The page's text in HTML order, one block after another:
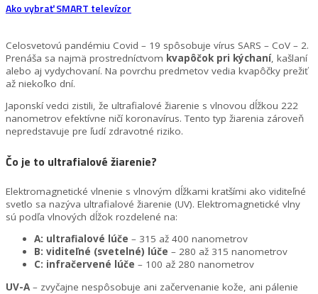
Ako vybrať SMART televízor
Celosvetovú pandémiu Covid – 19 spôsobuje vírus SARS – CoV – 2.
Prenáša sa najmä prostredníctvom kvapôčok pri kýchaní, kašlaní
alebo aj vydychovaní. Na povrchu predmetov vedia kvapôčky prežiť
až niekoľko dní.
Japonskí vedci zistili, že ultrafialové žiarenie s vlnovou dĺžkou 222
nanometrov efektívne ničí koronavírus. Tento typ žiarenia zároveň
nepredstavuje pre ľudí zdravotné riziko.
Čo je to ultrafialové žiarenie?
Elektromagnetické vlnenie s vlnovým dĺžkami kratšími ako viditeľné
svetlo sa nazýva ultrafialové žiarenie (UV). Elektromagnetické vlny
sú podľa vlnových dĺžok rozdelené na:
A: ultrafialové lúče – 315 až 400 nanometrov
B: viditeľné (svetelné) lúče – 280 až 315 nanometrov
C: infračervené lúče – 100 až 280 nanometrov
UV-A– zvyčajne nespôsobuje ani začervenanie kože, ani pálenie